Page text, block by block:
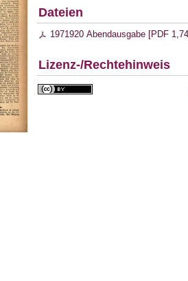
Dateien
1971920 Abendausgabe [PDF
Lizenz-/Rechtehinweis